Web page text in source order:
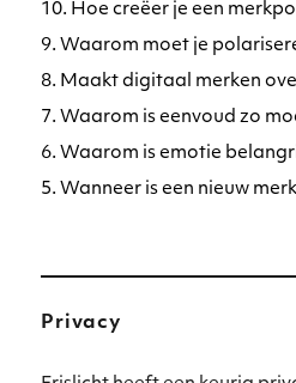
10. Hoe creëer je een
9. Waarom moet je
8. Maakt digitaal merken
7. Waarom is eenvoud zo
6. Waarom is emotie
5. Wanneer is een nieuw
Privacy